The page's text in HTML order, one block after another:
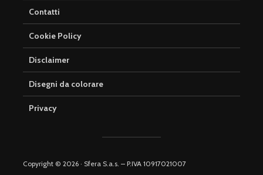
Contatti
Cookie Policy
Disclaimer
Disegni da colorare
Privacy
Copyright © 2026 · Sfera S.a.s. – P.IVA 10917021007